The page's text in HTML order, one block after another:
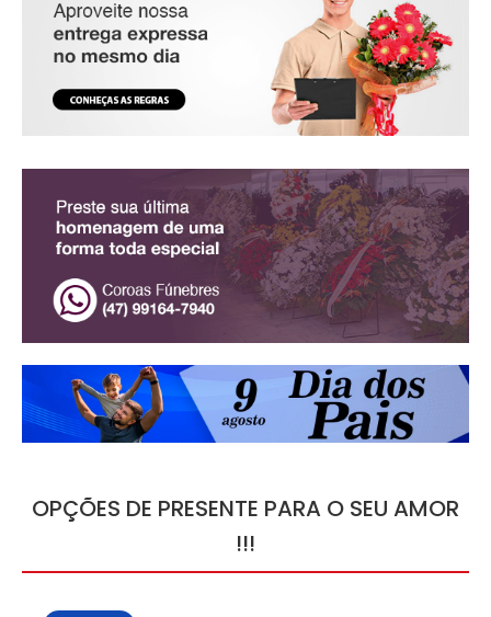
OPÇÕES DE PRESENTE PARA O SEU AMOR
!!!